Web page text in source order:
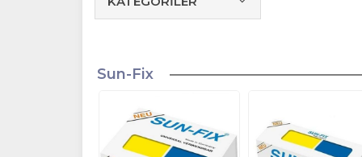
Sun-Fix